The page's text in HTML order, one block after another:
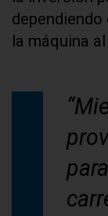
la máquina al